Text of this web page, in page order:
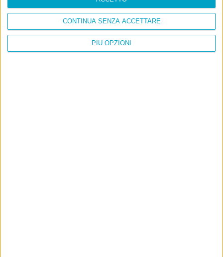
PIÙ OPZIONI
CONTINUA SENZA ACCETTARE